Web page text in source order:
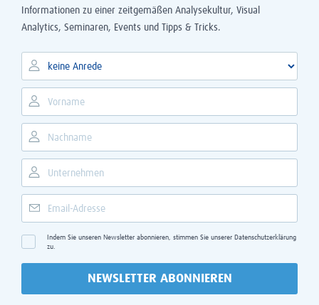
Informationen zu einer zeitgemäßen Analysekultur, Visual
Analytics, Seminaren, Events und Tipps & Tricks.
Indem Sie unseren Newsletter abonnieren, stimmen Sie unserer Datenschutzerklärung
zu.
NEWSLETTER ABONNIEREN